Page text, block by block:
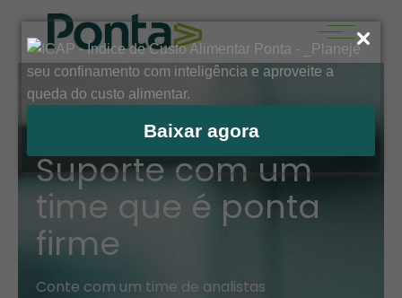
Baixar agora
CANAL DE ATENDIMENTO
Suporte com um
time que é ponta
firme
Conte com um time de analistas